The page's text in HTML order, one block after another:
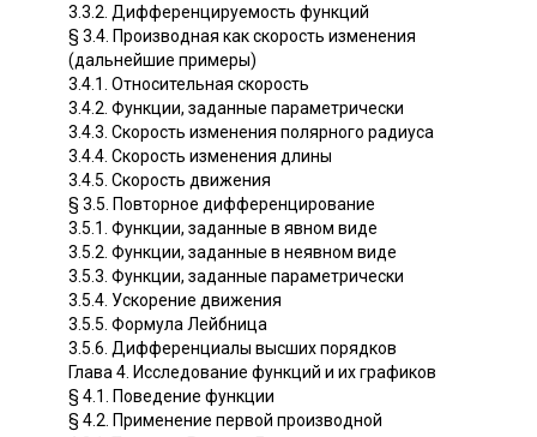
3.3.2. Дифференцируемость функций
§ 3.4. Производная как скорость изменения
(дальнейшие примеры)
3.4.1. Относительная скорость
3.4.2. Функции, заданные параметрически
3.4.3. Скорость изменения полярного радиуса
3.4.4. Скорость изменения длины
3.4.5. Скорость движения
§ 3.5. Повторное дифференцирование
3.5.1. Функции, заданные в явном виде
3.5.2. Функции, заданные в неявном виде
3.5.3. Функции, заданные параметрически
3.5.4. Ускорение движения
3.5.5. Формула Лейбница
3.5.6. Дифференциалы высших порядков
Глава 4. Исследование функций и их графиков
§ 4.1. Поведение функции
§ 4.2. Применение первой производной